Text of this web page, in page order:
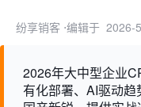
纷享销客 ⋅编辑于 2026-
2026年大中型企业
有化部署、AI驱动